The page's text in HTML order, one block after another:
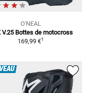
O'NEAL
V.25 Bottes de motocross
169,99 €1